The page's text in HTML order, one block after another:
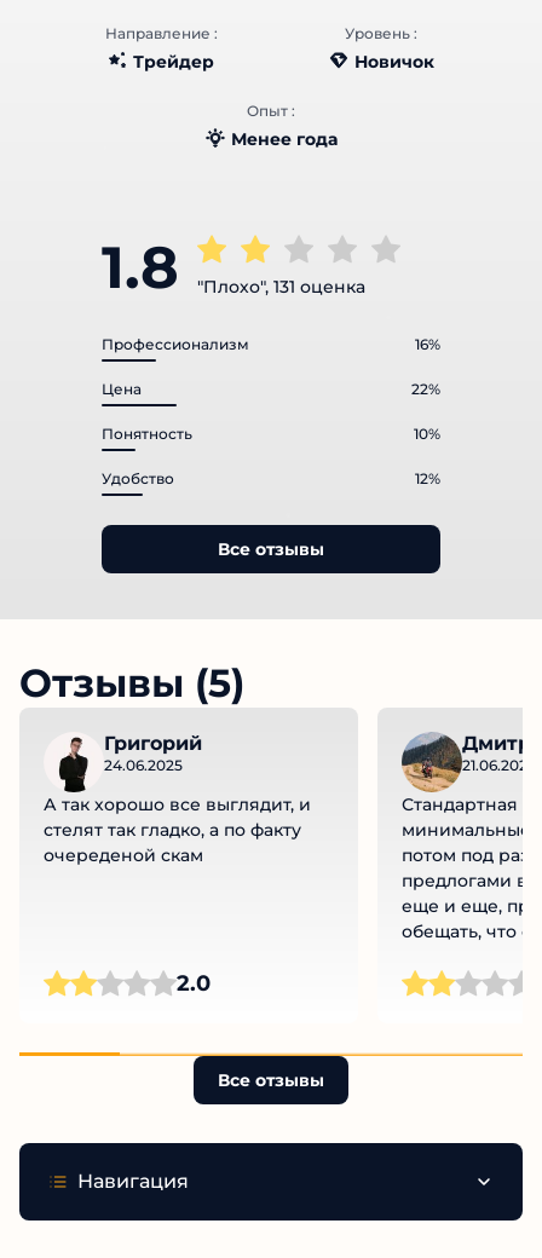
Направление :
Трейдер
Уровень :
Новичок
Опыт :
Менее года
1.8 "Плохо", 131 оценка
Профессионализм 16%
Цена 22%
Понятность 10%
Удобство 12%
Все отзывы
Отзывы (5)
Григорий
24.06.2025
А так хорошо все выглядит, и
стелят так гладко, а по факту
очереденой скам
2.0
21.06.2025
Стандартная
минимальные
потом под
предлогами
еще и еще,
обещать, что
Все отзывы
Навигация